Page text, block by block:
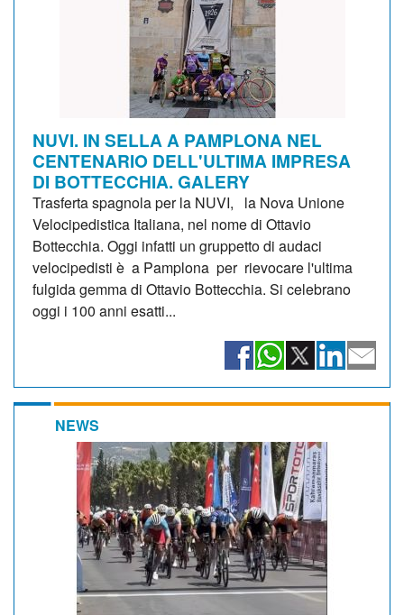
NUVI. IN SELLA A PAMPLONA NEL
CENTENARIO DELL'ULTIMA IMPRESA
DI BOTTECCHIA. GALERY
Trasferta spagnola per la NUVI, la Nova Unione
Velocipedistica Italiana, nel nome di Ottavio
Bottecchia. Oggi infatti un gruppetto di audaci
velocipedisti è a Pamplona per rievocare l'ultima
fulgida gemma di Ottavio Bottecchia. Si celebrano
oggi i 100 anni esatti...
NEWS